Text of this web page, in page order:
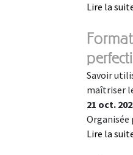
Lire la
Savoir
maîtriser
21 oct.
Organisée
Lire la